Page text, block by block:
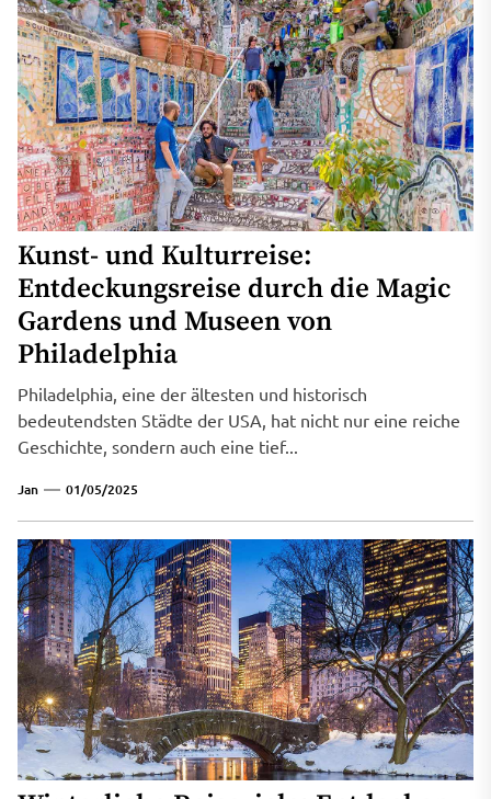
Kunst- und Kulturreise:
Entdeckungsreise durch die Magic
Gardens und Museen von
Philadelphia
Philadelphia, eine der ältesten und historisch
bedeutendsten Städte der USA, hat nicht nur eine reiche
Geschichte, sondern auch eine tief...
Jan 01/05/2025